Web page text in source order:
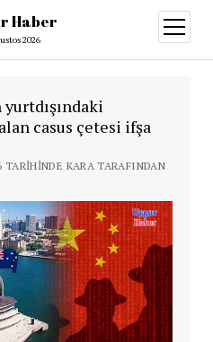
Haber
2026
aç
yurtdışındaki
casus çetesi ifşa
KARA TARAFINDAN